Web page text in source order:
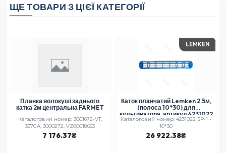
ЩЕ ТОВАРИ З ЦІЄЇ КАТЕГОРІЇ
Планка волокуші заднього
катка 2м центральна FARMET
Каталоговий номер: 3001672-VT,
337СА, 3000272, VZ00018653
7 176.37
LEMKEN
Каток планчатий Lemken 2.5м,
(полоса 10*30) для
культиватора, артикул 4231022
Каталоговий номер: 4231022 SP-1 -
10*30
26 922.38